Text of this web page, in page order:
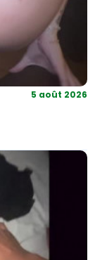
5 août 2026